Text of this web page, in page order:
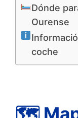
Dónde
Ourense
coche
🗺